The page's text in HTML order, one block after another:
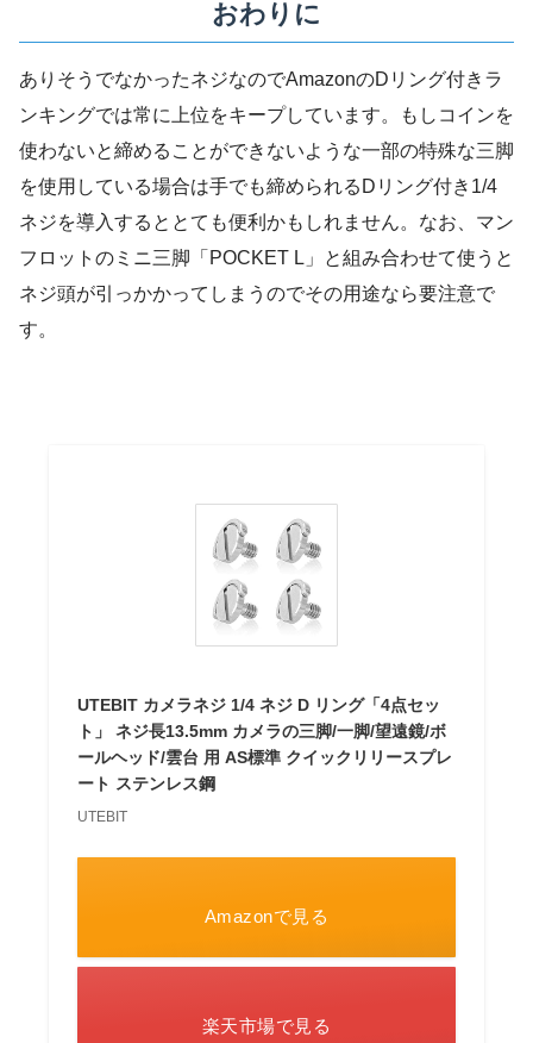
おわりに
ありそうでなかったネジなのでAmazonのDリング付きラ
ンキングでは常に上位をキープしています。もしコインを
使わないと締めることができないような一部の特殊な三脚
を使用している場合は手でも締められるDリング付き1/4
ネジを導入するととても便利かもしれません。なお、マン
フロットのミニ三脚「POCKET L」と組み合わせて使うと
ネジ頭が引っかかってしまうのでその用途なら要注意で
す。
UTEBIT カメラネジ 1/4 ネジ D リング「4点セッ
ト」 ネジ長13.5mm カメラの三脚/一脚/望遠鏡/ボ
ールヘッド/雲台 用 AS標準 クイックリリースプレ
ート ステンレス鋼
UTEBIT
Amazonで見る
楽天市場で見る